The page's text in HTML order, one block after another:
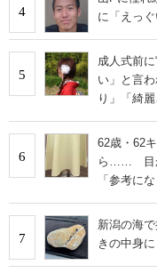
4
に「えっ
5
成人式前
い」と言
り」「綺
6
62歳・62
ら…… 目か
「参考に
7
新潟の海
きの中身